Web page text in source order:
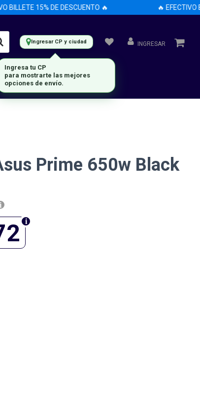
BILLETE 15% DE DESCUENTO 🔥 🔥 EFECTIVO
Ingresar CP y ciudad INGRESAR
Prime 650w Black
Ingresa tu CP
para mostrarte las mejores
opciones de envío.